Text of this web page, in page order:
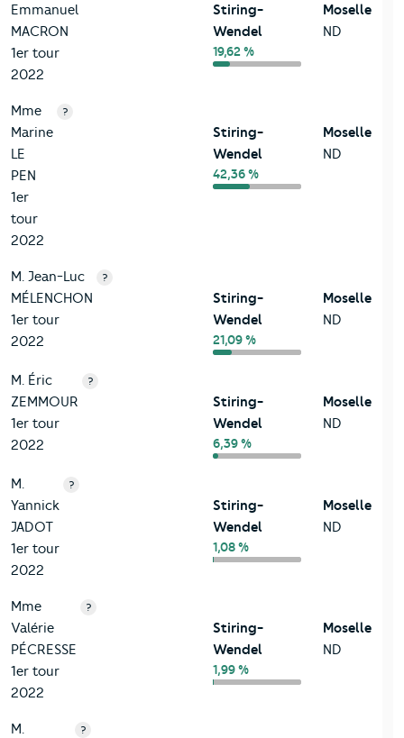
Emmanuel
MACRON
1er tour
2022
Stiring-
Wendel
19,62 %
Moselle
ND
Mme
Marine
LE
PEN
1er
tour
2022
?
Stiring-
Wendel
42,36 %
Moselle
ND
M. Jean-Luc
MÉLENCHON
1er tour
2022
?
Stiring-
Wendel
21,09 %
Moselle
ND
M. Éric
ZEMMOUR
1er tour
2022
?
Stiring-
Wendel
6,39 %
Moselle
ND
M.
Yannick
JADOT
1er tour
2022
?
Stiring-
Wendel
1,08 %
Moselle
ND
Mme
Valérie
PÉCRESSE
1er tour
2022
?
Stiring-
Wendel
1,99 %
Moselle
ND
M.
?